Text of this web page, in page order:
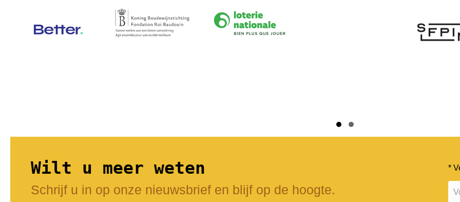
Slide group 1
Slide group 2
Wilt u meer weten
Schrijf u in op onze nieuwsbrief en blijf op de hoogte.
*